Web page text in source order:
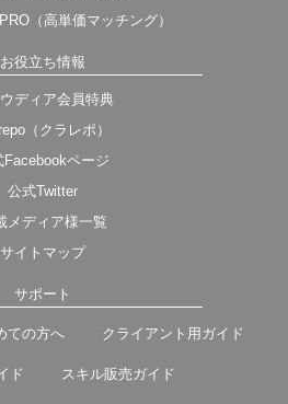
（高単価マッチング）
お役立ち情報
ディア会員特典
（クラレポ）
Facebookページ
公式Twitter
メディア様一覧
サイトマップ
サポート
ての方へ クライアント用ガイド
ド スキル販売ガイド